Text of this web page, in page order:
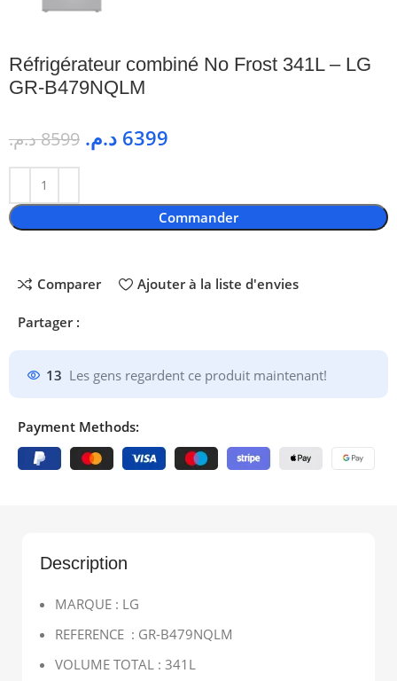
Réfrigérateur combiné No Frost 341L – LG
GR-B479NQLM
8599د.م. 6399 د.م.
Commander
Comparer Ajouter à la liste d'envies
Partager :
13 Les gens regardent ce produit maintenant!
Payment Methods:
Description
MARQUE : LG
REFERENCE : GR-B479NQLM
VOLUME TOTAL : 341L